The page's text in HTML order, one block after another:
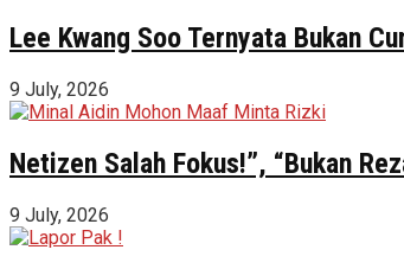
Lee Kwang Soo Ternyata Bukan
9 July, 2026
Netizen Salah Fokus!”, “Bukan
9 July, 2026